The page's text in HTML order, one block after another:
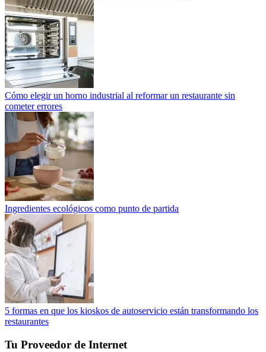
Cómo elegir un horno industrial al reformar un restaurante sin
cometer errores
Ingredientes ecológicos como punto de partida
5 formas en que los kioskos de autoservicio están transformando los
restaurantes
Tu Proveedor de Internet